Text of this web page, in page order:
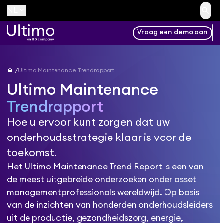
search
Vraag een demo aan
home Ultimo Maintenance Trendrapport
Ultimo Maintenance
Trendrapport
Hoe u ervoor kunt zorgen dat uw
onderhoudsstrategie klaar is voor de
toekomst.
Het Ultimo Maintenance Trend Report is een van
de meest uitgebreide onderzoeken onder asset
managementprofessionals wereldwijd. Op basis
van de inzichten van honderden onderhoudsleiders
uit de productie, gezondheidszorg, energie,